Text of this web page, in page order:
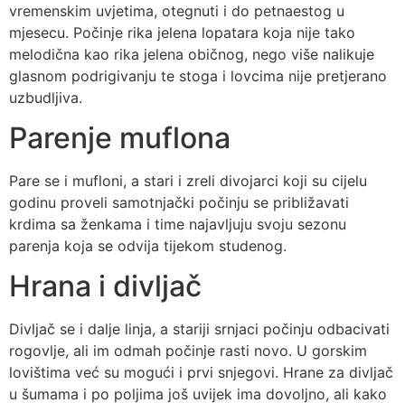
vremenskim uvjetima, otegnuti i do petnaestog u
mjesecu. Počinje rika jelena lopatara koja nije tako
melodična kao rika jelena običnog, nego više nalikuje
glasnom podrigivanju te stoga i lovcima nije pretjerano
uzbudljiva.
Parenje muflona
Pare se i mufloni, a stari i zreli divojarci koji su cijelu
godinu proveli samotnjački počinju se približavati
krdima sa ženkama i time najavljuju svoju sezonu
parenja koja se odvija tijekom studenog.
Hrana i divljač
Divljač se i dalje linja, a stariji srnjaci počinju odbacivati
rogovlje, ali im odmah počinje rasti novo. U gorskim
lovištima već su mogući i prvi snjegovi. Hrane za divljač
u šumama i po poljima još uvijek ima dovoljno, ali kako